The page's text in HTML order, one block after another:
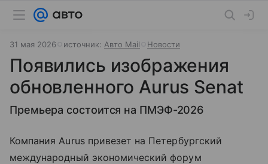
31 мая 2026 источник: Авто Mail Новости
Появились изображения
обновленного Aurus Senat
Премьера состоится на ПМЭФ-2026
Компания Aurus привезет на Петербургский
международный экономический форум